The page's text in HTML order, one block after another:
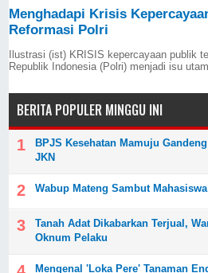
Menghadapi Krisis
Reformasi Polri
Ilustrasi (ist) KRISIS kepercayaan publik
Republik Indonesia (Polri) menjadi isu
BERITA POPULER MINGGU INI
BPJS Kesehatan Mamuju
JKN
Wabup Mateng Sambut
Tanah Adat Dikabarkan Terjual,
Oknum Pelaku
Mengenal 'Loka Pere' Tanaman